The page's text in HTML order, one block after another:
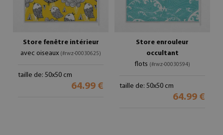
Store fenêtre intérieur
avec oiseaux (#rwz-00030625)
taille de: 50x50 cm
64.99 €
Store enrouleur
occultant
flots (#rwz-00030594)
taille de: 50x50 cm
64.99 €